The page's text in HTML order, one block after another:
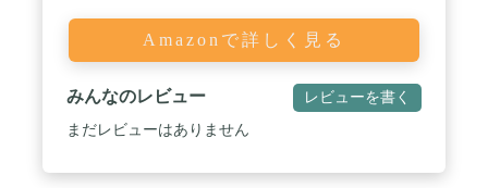
Amazonで詳しく見る
みんなのレビュー レビューを書く
まだレビューはありません